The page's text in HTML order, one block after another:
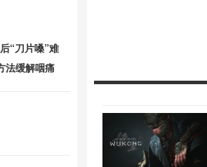
“刀片嗓”难
法缓解咽痛